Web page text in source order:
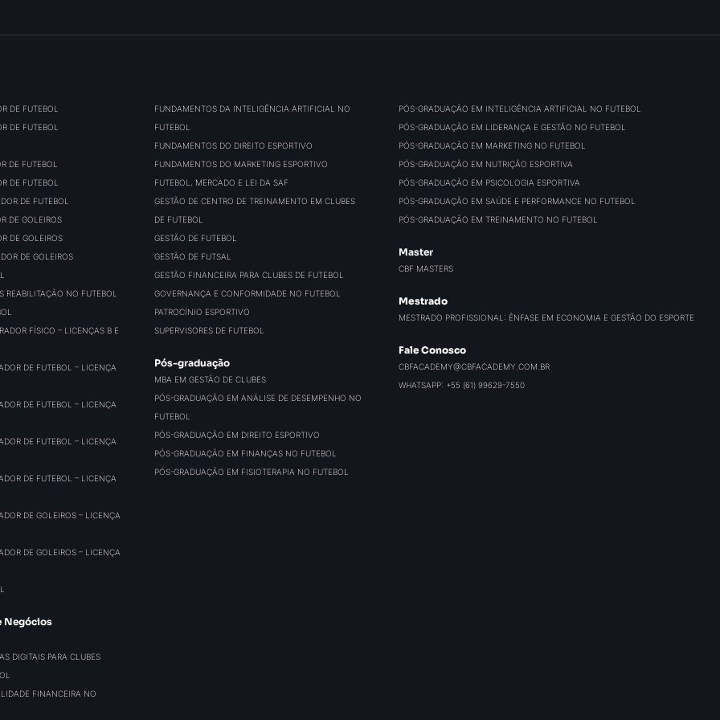
DE FUTEBOL
DE FUTEBOL
DE FUTEBOL
DE FUTEBOL
DE FUTEBOL
DE GOLEIROS
DE GOLEIROS
DE GOLEIROS
REABILITAÇÃO NO FUTEBOL
FÍSICO – LICENÇAS B E
DE FUTEBOL – LICENÇA
DE FUTEBOL – LICENÇA
DE FUTEBOL – LICENÇA
DE FUTEBOL – LICENÇA
DE GOLEIROS – LICENÇA
DE GOLEIROS – LICENÇA
Negócios
DIGITAIS PARA CLUBES
FINANCEIRA NO
FUNDAMENTOS DA INTELIGÊNCIA ARTIFICIAL NO
FUTEBOL
FUNDAMENTOS DO DIREITO ESPORTIVO
FUNDAMENTOS DO MARKETING ESPORTIVO
FUTEBOL, MERCADO E LEI DA SAF
GESTÃO DE CENTRO DE TREINAMENTO EM CLUBES
DE FUTEBOL
GESTÃO DE FUTEBOL
GESTÃO DE FUTSAL
GESTÃO FINANCEIRA PARA CLUBES DE FUTEBOL
GOVERNANÇA E CONFORMIDADE NO FUTEBOL
PATROCÍNIO ESPORTIVO
SUPERVISORES DE FUTEBOL
Pós-graduação
MBA EM GESTÃO DE CLUBES
PÓS-GRADUAÇÃO EM ANÁLISE DE DESEMPENHO NO
FUTEBOL
PÓS-GRADUAÇÃO EM DIREITO ESPORTIVO
PÓS-GRADUAÇÃO EM FINANÇAS NO FUTEBOL
PÓS-GRADUAÇÃO EM FISIOTERAPIA NO FUTEBOL
PÓS-GRADUAÇÃO EM INTELIGÊNCIA ARTIFICIAL NO FUTEBOL
PÓS-GRADUAÇÃO EM LIDERANÇA E GESTÃO NO FUTEBOL
PÓS-GRADUAÇÃO EM MARKETING NO FUTEBOL
PÓS-GRADUAÇÃO EM NUTRIÇÃO ESPORTIVA
PÓS-GRADUAÇÃO EM PSICOLOGIA ESPORTIVA
PÓS-GRADUAÇÃO EM SAÚDE E PERFORMANCE NO FUTEBOL
PÓS-GRADUAÇÃO EM TREINAMENTO NO FUTEBOL
Master
CBF MASTERS
Mestrado
MESTRADO PROFISSIONAL: ÊNFASE EM ECONOMIA E GESTÃO DO ESPORTE
Fale Conosco
CBFACADEMY@CBFACADEMY.COM.BR
WHATSAPP: +55 (61) 99629-7550